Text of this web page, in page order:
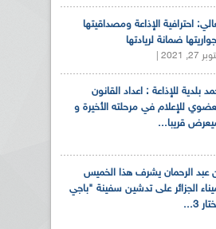
احترافية الإذاعة ومصداقيتها
ضمانة لريادتها
27, 2021 |
بلدية للإذاعة : اعداد القانون
للإعلام في مرحلته الأخيرة و
قريبا...
عبد الرحمان يشرف هذا الخميس
الجزائر على تدشين سفينة "باجي
3...